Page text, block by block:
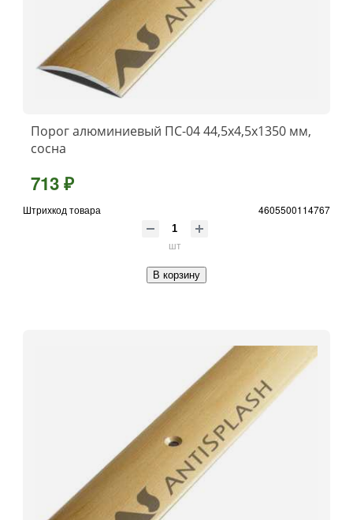
Порог алюминиевый ПС-04 44,5x4,5x1350 мм,
сосна
713 ₽
Штрихкод товара 4605500114767
шт
В корзину